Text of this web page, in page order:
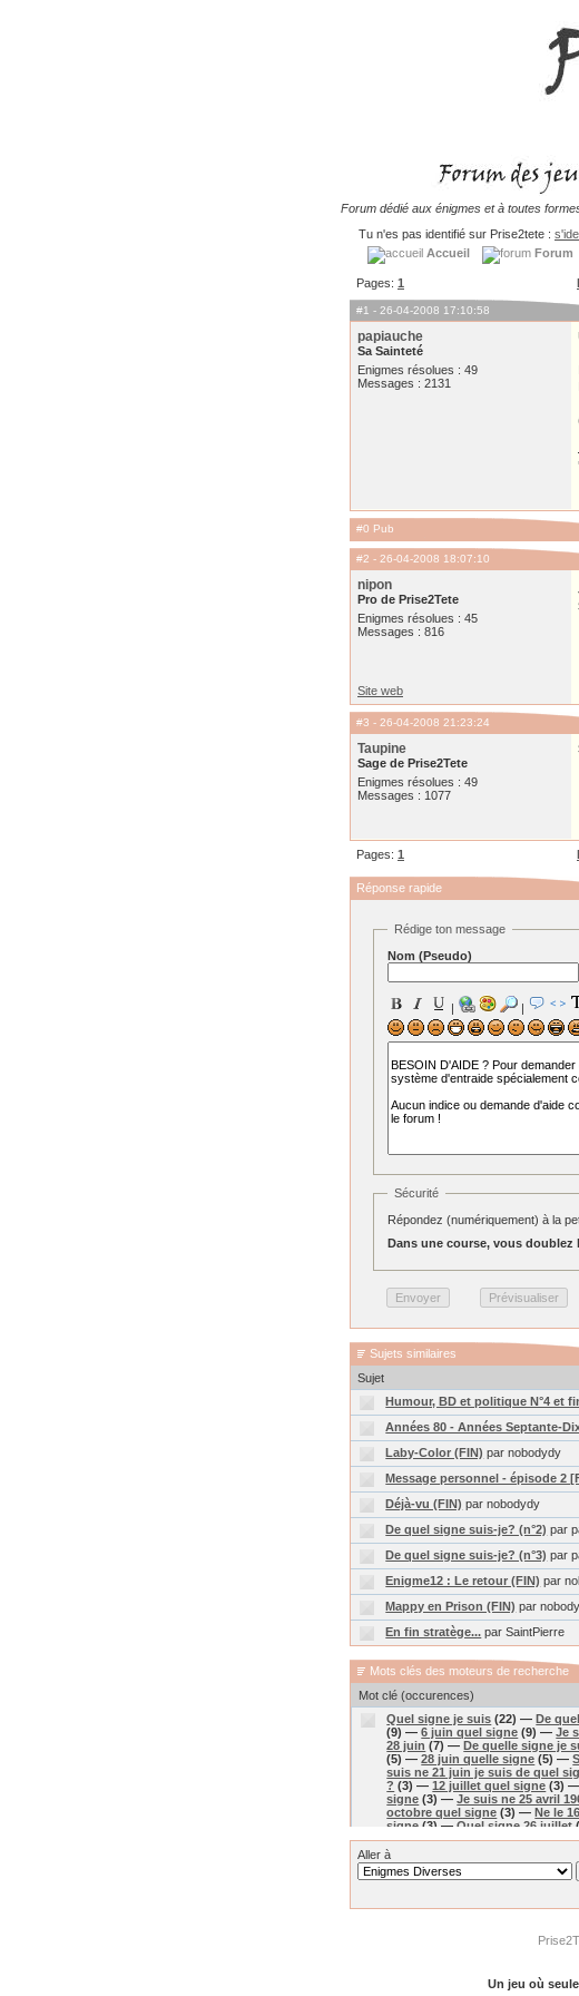
Forum dédié aux énigmes et à toutes
Tu n'es pas identifié sur Prise2tete :
Accueil
Forum
Pages: 1
#1 - 26-04-2008 17:10:58
papiauche
Sa Sainteté
Enigmes résolues : 49
Messages : 2131
#0 Pub
#2 - 26-04-2008 18:07:10
nipon
Pro de Prise2Tete
Enigmes résolues : 45
Messages : 816
Site web
#3 - 26-04-2008 21:23:24
Taupine
Sage de Prise2Tete
Enigmes résolues : 49
Messages : 1077
Pages: 1
Réponse rapide
Rédige ton message
Nom (Pseudo)
| |
Sécurité
Répondez (numériquement) à la
Dans une course, vous doublez
Sujets similaires
Sujet
Humour, BD et politique N°4 et
Années 80 - Années Septante-
Laby-Color (FIN) par nobodydy
Message personnel - épisode 2
Déjà-vu (FIN) par nobodydy
De quel signe suis-je? (n°2) par
De quel signe suis-je? (n°3) par
Enigme12 : Le retour (FIN) par
Mappy en Prison (FIN) par
En fin stratège... par SaintPierre
Mots clés des moteurs de recherche
Mot clé (occurences)
Quel signe je suis (22) —De
(9) —6 juin quel signe (9) —Je
28 juin (7) —De quelle signe je
(5) —28 juin quelle signe (5) —
suis ne 21 juin je suis de quel
? (3) —12 juillet quel signe (3)
signe (3) —Je suis ne 25 avril
octobre quel signe (3) —Ne le
signe (3) —Quel signe 26 juillet
est ne le 21 decembre(3) —25
le 26 juin
le 27 juin je suis du signe(3) —
astrologique(2) —Si je suis nee
(2) —11juilliet quel signe je suis
Quel signe je suis si je suis
Savoir de quel
suis ne le 21 juillet de quel
Aller à
Un jeu où